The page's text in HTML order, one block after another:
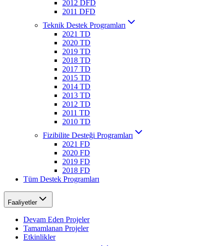
2012 DFD
2011 DFD
Teknik Destek Programları
2021 TD
2020 TD
2019 TD
2018 TD
2017 TD
2015 TD
2014 TD
2013 TD
2012 TD
2011 TD
2010 TD
Fizibilite Desteği Programları
2021 FD
2020 FD
2019 FD
2018 FD
Tüm Destek Programları
Faaliyetler
Devam Eden Projeler
Tamamlanan Projeler
Etkinlikler